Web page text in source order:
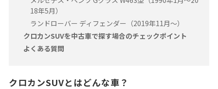
18年5月）
ランドローバー ディフェンダー（2019年11月～）
クロカンSUVを中古車で探す場合のチェックポイント
よくある質問
クロカンSUVとはどんな車？